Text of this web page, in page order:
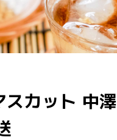
スカット 中